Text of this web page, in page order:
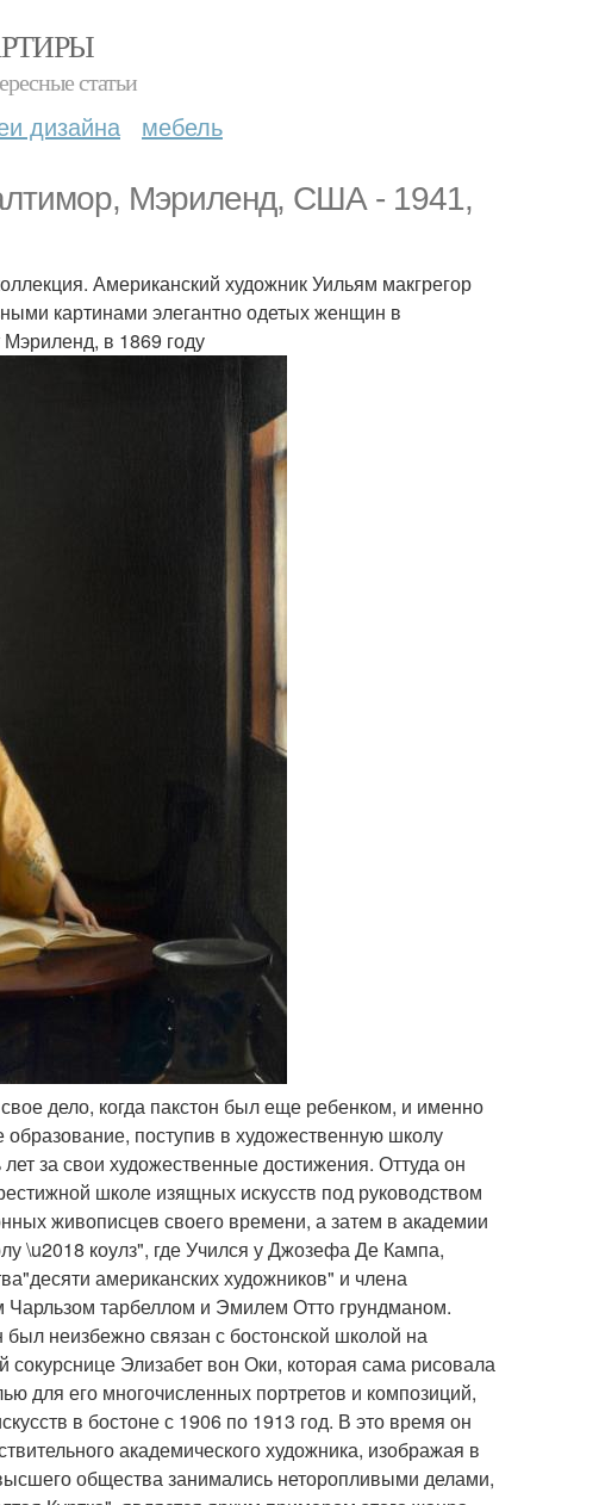
статьи
дизайна мебель
Мэриленд, США - 1941,
Американский художник Уильям макгрегор
картинами элегантно одетых женщин в
в 1869 году
дело, когда пакстон был еще ребенком, и именно
поступив в художественную школу
за свои художественные достижения. Оттуда он
школе изящных искусств под руководством
живописцев своего времени, а затем в академии
\u2018 коулз", где Учился у Джозефа Де Кампа,
американских художников" и члена
тарбеллом и Эмилем Отто грундманом.
неизбежно связан с бостонской школой на
Элизабет вон Оки, которая сама рисовала
для его многочисленных портретов и композиций,
в бостоне с 1906 по 1913 год. В это время он
академического художника, изображая в
общества занимались неторопливыми делами,